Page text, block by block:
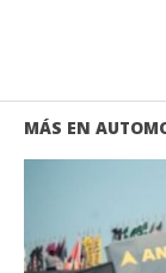
MÁS EN